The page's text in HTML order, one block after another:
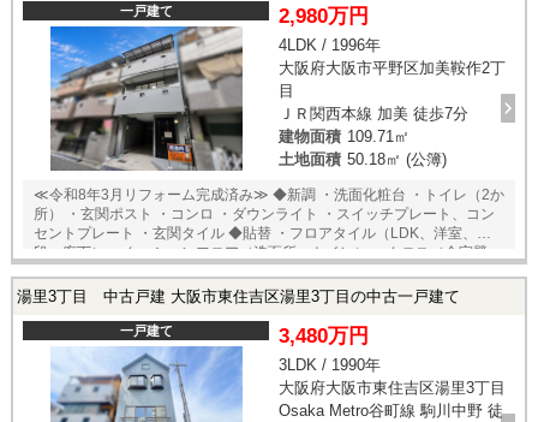
（洗面室、リビング、居室） ・建具新調 ・クロス全張替 ・フローリン
グ全張替 ・フロアタイル張替（玄関、キッチン、洗面室、トイレ） ・巾
木新調 ・窓枠新調 ・ダウンライト新設 ・カーテンレール新調 ・網戸張
替 ・玄関ドア部品交換（ドアガード、スコープ） ・玄関ドアダイノック
フィルム施工 ・洗濯パン、水栓新調 ・給湯器リモコン、床暖房リモコン
交換 ・コンセント、スイッチ新調 ◆バリアフリー設計で段差のないフル
フラット設計 ◆床暖房付き
一戸建て 2,980万円
4LDK / 1996年
大阪府大阪市平野区加美鞍作2丁
目
ＪＲ関西本線 加美 徒歩7分
建物面積 109.71㎡
土地面積 50.18㎡ (公簿)
≪令和8年3月リフォーム完成済み≫ ◆新調 ・洗面化粧台 ・トイレ（2か
所） ・玄関ポスト ・コンロ ・ダウンライト ・スイッチプレート、コン
セントプレート ・玄関タイル ◆貼替 ・フロアタイル（LDK、洋室、階
段、廊下） ・クッションフロア（洗面所、トイレ） ・クロス（全室壁、
湯里3丁目 中古戸建 大阪市東住吉区湯里3丁目の中古一戸建て
一戸建て 3,480万円
3LDK / 1990年
大阪府大阪市東住吉区湯里3丁目
Osaka Metro谷町線 駒川中野 徒